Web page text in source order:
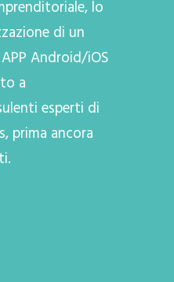
lo
di un
Android/iOS
a
esperti di
prima ancora